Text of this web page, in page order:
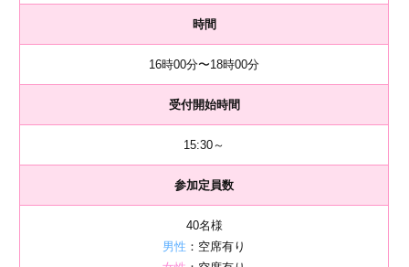
時間
16時00分〜18時00分
受付開始時間
15:30～
参加定員数
40名様
男性 ：空席有り